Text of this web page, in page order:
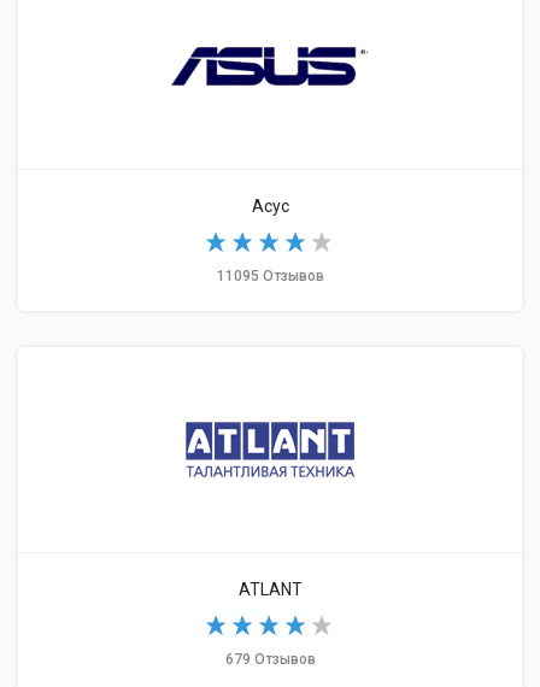
Асус
11095 Отзывов
ATLANT
679 Отзывов